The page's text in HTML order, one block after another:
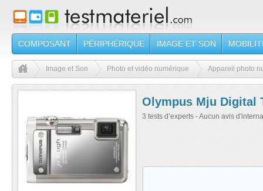
COMPOSANT PÉRIPHÉRIQUE IMAGE ET SON
Image et Son Photo et vidéo numérique Appareil photo
Olympus Mju Digital
3 tests d’experts - Aucun avis